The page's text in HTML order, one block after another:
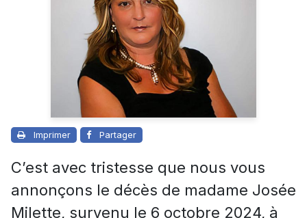
Imprimer Partager
C’est avec tristesse que nous vous
annonçons le décès de madame Josée
Milette, survenu le 6 octobre 2024, à